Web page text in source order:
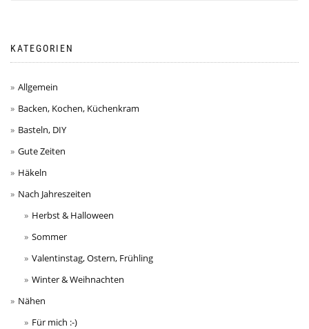
KATEGORIEN
Allgemein
Backen, Kochen, Küchenkram
Basteln, DIY
Gute Zeiten
Häkeln
Nach Jahreszeiten
Herbst & Halloween
Sommer
Valentinstag, Ostern, Frühling
Winter & Weihnachten
Nähen
Für mich :-)